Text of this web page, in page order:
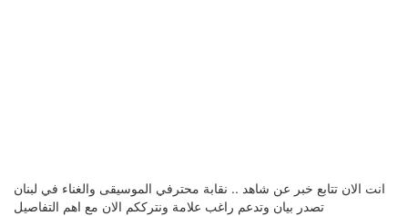
انت الان تتابع خبر عن شاهد .. نقابة محترفي الموسيقى والغناء في لبنان
تصدر بيان وتدعم راغب علامة ونترككم الان مع اهم التفاصيل